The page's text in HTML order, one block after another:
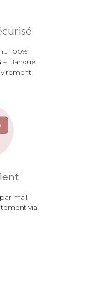
100%
– Banque
mail,
via